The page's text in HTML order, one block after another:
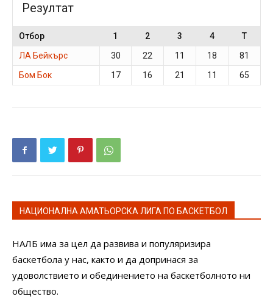
Резултат
Отбор 1 2 3 4
T
ЛА Бейкърс
30 22 11 18
81
Бом Бок
17 16 21 11 65
НАЦИОНАЛНА АМАТЬОРСКА ЛИГА ПО БАСКЕТБОЛ
НАЛБ има за цел да развива и популяризира
баскетбола у нас, както и да допринася за
удоволствието и обединението на баскетболното ни
общество.